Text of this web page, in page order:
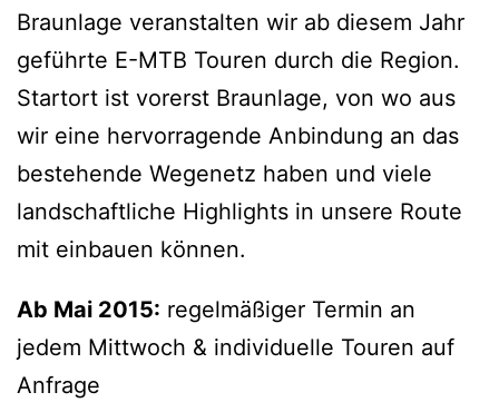
Braunlage veranstalten wir ab diesem Jahr
geführte E-MTB Touren durch die Region.
Startort ist vorerst Braunlage, von wo aus
wir eine hervorragende Anbindung an das
bestehende Wegenetz haben und viele
landschaftliche Highlights in unsere Route
mit einbauen können.
Ab Mai 2015: regelmäßiger Termin an
jedem Mittwoch & individuelle Touren auf
Anfrage